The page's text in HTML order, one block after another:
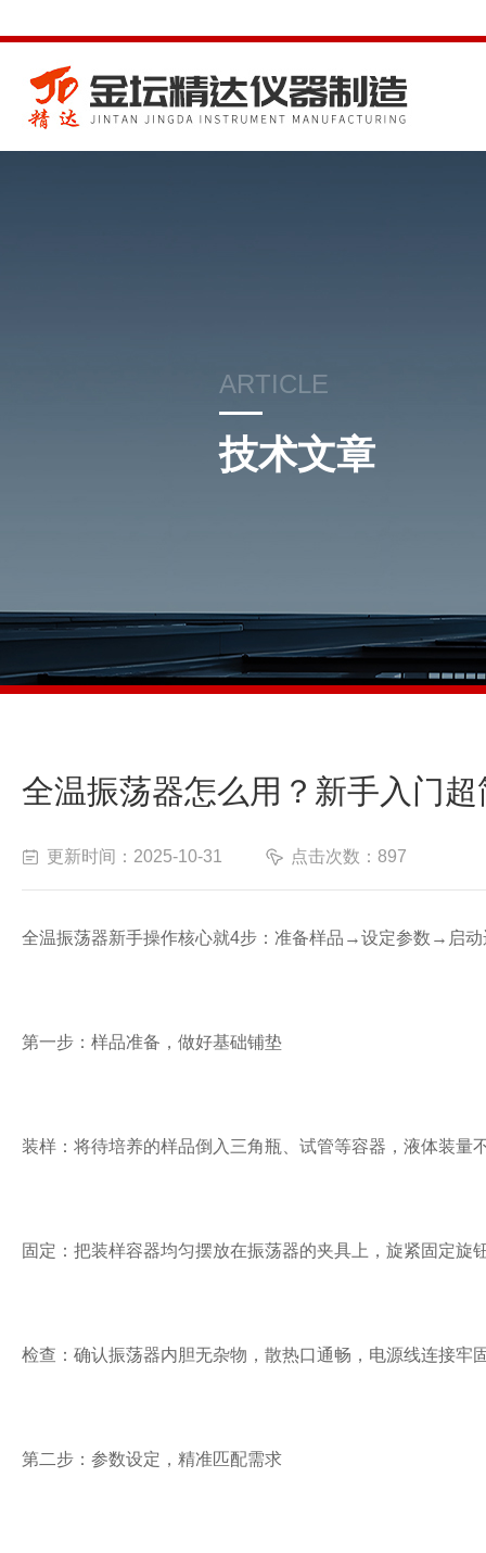
ARTICLE
技术文章
全温振荡器怎么用？新手入门超
更新时间：2025-10-31 点击次数：897
全温振荡器新手操作核心就4步：准备样品→设定参数→启
第一步：样品准备，做好基础铺垫
装样：将待培养的样品倒入三角瓶、试管等容器，液体装
固定：把装样容器均匀摆放在振荡器的夹具上，旋紧固定旋
检查：确认振荡器内胆无杂物，散热口通畅，电源线连接牢
第二步：参数设定，精准匹配需求